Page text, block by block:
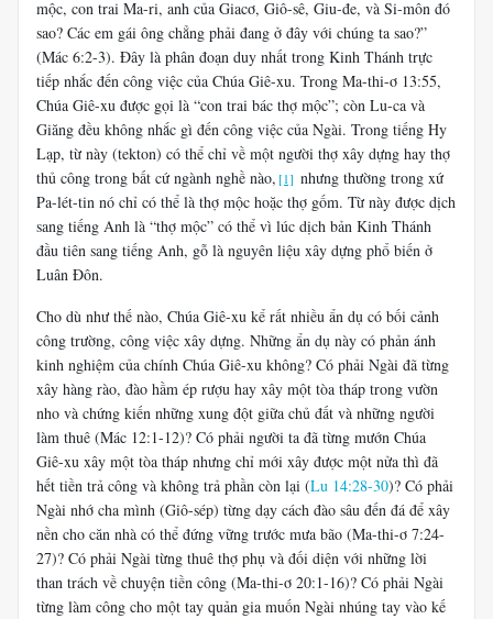
mộc, con trai Ma-ri, anh của Giacơ, Giô-sê, Giu-đe, và Si-môn đó
sao? Các em gái ông chẳng phải đang ở đây với chúng ta sao?”
(Mác 6:2-3). Đây là phân đoạn duy nhất trong Kinh Thánh trực
tiếp nhắc đến công việc của Chúa Giê-xu. Trong Ma-thi-ơ 13:55,
Chúa Giê-xu được gọi là “con trai bác thợ mộc”; còn Lu-ca và
Giăng đều không nhắc gì đến công việc của Ngài. Trong tiếng Hy
Lạp, từ này (tekton) có thể chỉ về một người thợ xây dựng hay thợ
thủ công trong bất cứ ngành nghề nào, [1] nhưng thường trong xứ
Pa-lét-tin nó chỉ có thể là thợ mộc hoặc thợ gốm. Từ này được dịch
sang tiếng Anh là “thợ mộc” có thể vì lúc dịch bản Kinh Thánh
đầu tiên sang tiếng Anh, gỗ là nguyên liệu xây dựng phổ biến ở
Luân Đôn.
Cho dù như thế nào, Chúa Giê-xu kể rất nhiều ẩn dụ có bối cảnh
công trường, công việc xây dựng. Những ẩn dụ này có phản ánh
kinh nghiệm của chính Chúa Giê-xu không? Có phải Ngài đã từng
xây hàng rào, đào hầm ép rượu hay xây một tòa tháp trong vườn
nho và chứng kiến những xung đột giữa chủ đất và những người
làm thuê (Mác 12:1-12)? Có phải người ta đã từng mướn Chúa
Giê-xu xây một tòa tháp nhưng chỉ mới xây được một nửa thì đã
hết tiền trả công và không trả phần còn lại (Lu 14:28-30)? Có phải
Ngài nhớ cha mình (Giô-sép) từng dạy cách đào sâu đến đá để xây
nền cho căn nhà có thể đứng vững trước mưa bão (Ma-thi-ơ 7:24-
27)? Có phải Ngài từng thuê thợ phụ và đối diện với những lời
than trách về chuyện tiền công (Ma-thi-ơ 20:1-16)? Có phải Ngài
từng làm công cho một tay quản gia muốn Ngài nhúng tay vào kế